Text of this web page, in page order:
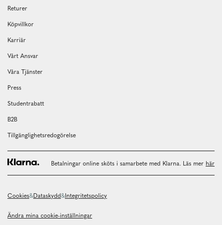
Returer
Köpvillkor
Karriär
Vårt Ansvar
Våra Tjänster
Press
Studentrabatt
B2B
Tillgänglighetsredogörelse
Betalningar online sköts i samarbete med Klarna. Läs mer här
Cookies Dataskydd Integritetspolicy
Ändra mina cookie-inställningar